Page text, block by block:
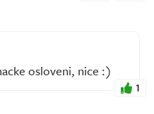
osloveni, nice :)
1